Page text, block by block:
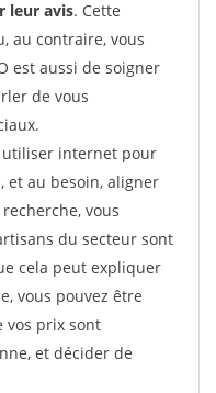
leur avis. Cette
au contraire, vous
est aussi de soigner
de vous
utiliser internet pour
et au besoin, aligner
vous
du secteur sont
cela peut expliquer
vous pouvez être
vos prix sont
et décider de